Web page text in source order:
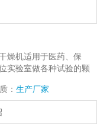
燥机适用于医药、保
实验室做各种试验的颗
： 生产厂家